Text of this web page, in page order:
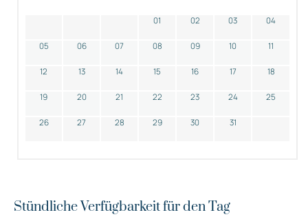
01 02 03 04
05 06 07 08 09 10 11
12 13 14 15 16 17 18
19 20 21 22 23 24 25
26 27 28 29 30 31
Stündliche Verfügbarkeit für den Tag